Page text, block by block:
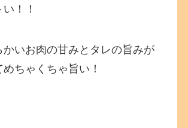
！！
かいお肉の甘みとタレの旨みが
ちゃくちゃ旨い！